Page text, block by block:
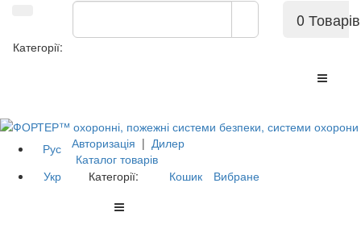
0 Товарів
Категорії:
Рус
Укр
Авторизація | Дилер
Каталог товарів
Категорії:
Кошик Вибране